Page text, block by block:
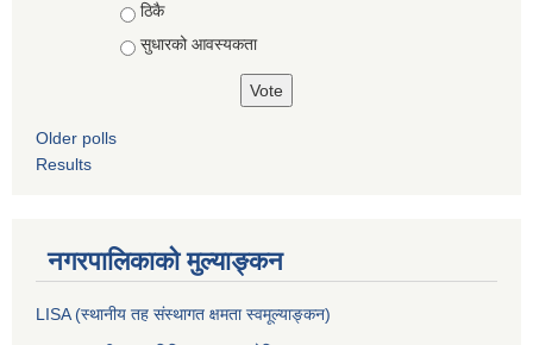
ठिकै
सुधारको आवस्यकता
Older polls
Results
नगरपालिकाको मुल्याङ्कन
LISA (स्थानीय तह संस्थागत क्षमता स्वमूल्याङ्कन)